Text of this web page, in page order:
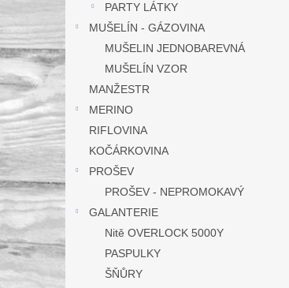
PARTY LÁTKY
MUŠELÍN - GÁZOVINA
MUŠELIN JEDNOBAREVNÁ
MUŠELÍN VZOR
MANŽESTR
MERINO
RIFLOVINA
KOČÁRKOVINA
PROŠEV
PROŠEV - NEPROMOKAVÝ
GALANTERIE
Nitě OVERLOCK 5000Y
PASPULKY
ŠŇŮRY